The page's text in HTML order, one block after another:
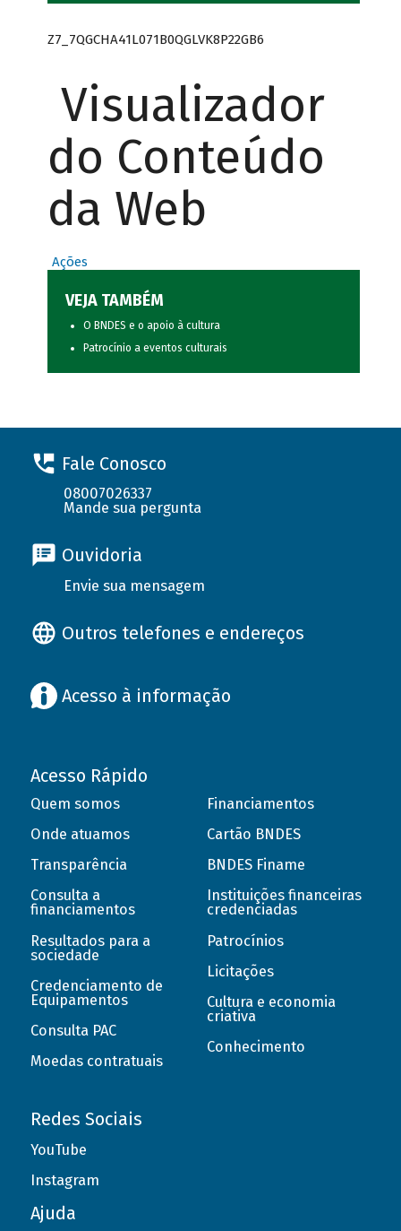
Z7_7QGCHA41L071B0QGLVK8P22GB6
Visualizador
do Conteúdo
da Web
Ações
VEJA TAMBÉM
O BNDES e o apoio à cultura
Patrocínio a eventos culturais
Fale Conosco
08007026337
Mande sua pergunta
Ouvidoria
Envie sua mensagem
Outros telefones e endereços
Acesso à informação
Acesso Rápido
Quem somos
Onde atuamos
Transparência
Consulta a
financiamentos
Resultados para a
sociedade
Credenciamento de
Equipamentos
Consulta PAC
Moedas contratuais
Financiamentos
Cartão BNDES
BNDES Finame
Instituições financeiras
credenciadas
Patrocínios
Licitações
Cultura e economia
criativa
Conhecimento
Redes Sociais
YouTube
Instagram
Ajuda